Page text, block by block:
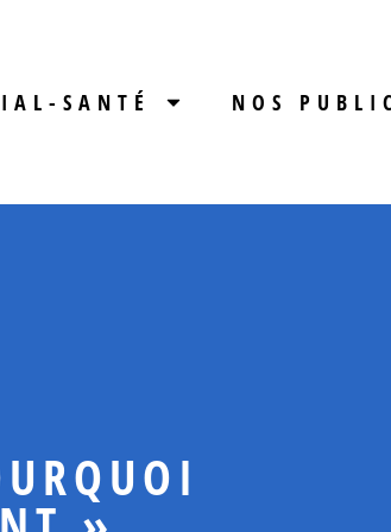
SANTÉ NOS